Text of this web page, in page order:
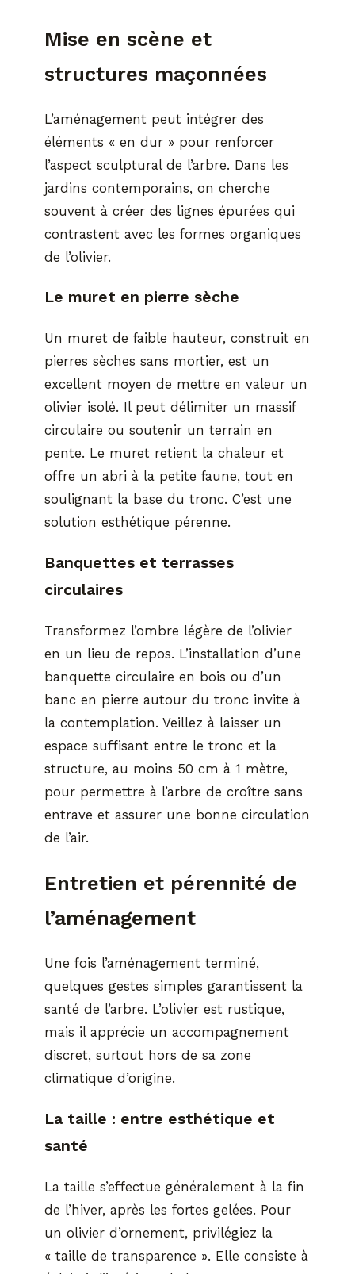
Mise en scène et
structures maçonnées
L’aménagement peut intégrer des
éléments « en dur » pour renforcer
l’aspect sculptural de l’arbre. Dans les
jardins contemporains, on cherche
souvent à créer des lignes épurées qui
contrastent avec les formes organiques
de l’olivier.
Le muret en pierre sèche
Un muret de faible hauteur, construit en
pierres sèches sans mortier, est un
excellent moyen de mettre en valeur un
olivier isolé. Il peut délimiter un massif
circulaire ou soutenir un terrain en
pente. Le muret retient la chaleur et
offre un abri à la petite faune, tout en
soulignant la base du tronc. C’est une
solution esthétique pérenne.
Banquettes et terrasses
circulaires
Transformez l’ombre légère de l’olivier
en un lieu de repos. L’installation d’une
banquette circulaire en bois ou d’un
banc en pierre autour du tronc invite à
la contemplation. Veillez à laisser un
espace suffisant entre le tronc et la
structure, au moins 50 cm à 1 mètre,
pour permettre à l’arbre de croître sans
entrave et assurer une bonne circulation
de l’air.
Entretien et pérennité de
l’aménagement
Une fois l’aménagement terminé,
quelques gestes simples garantissent la
santé de l’arbre. L’olivier est rustique,
mais il apprécie un accompagnement
discret, surtout hors de sa zone
climatique d’origine.
La taille : entre esthétique et
santé
La taille s’effectue généralement à la fin
de l’hiver, après les fortes gelées. Pour
un olivier d’ornement, privilégiez la
« taille de transparence ». Elle consiste à